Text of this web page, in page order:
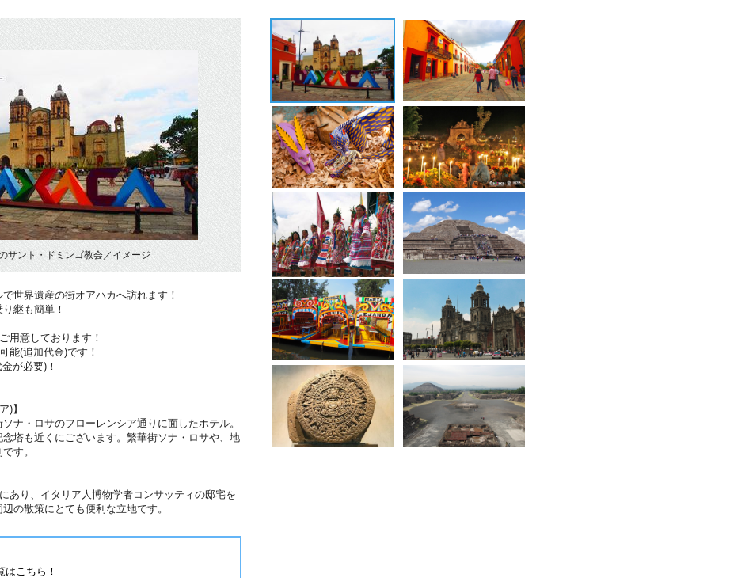
サント・ドミンゴ教会／イメージ
世界遺産の街オアハカへ訪れます！
継も簡単！
用意しております！
能(追加代金)です！
が必要)！
)】
ナ・ロサのフローレンシア通りに面したホテル。
塔も近くにございます。繁華街ソナ・ロサや、地
です。
あり、イタリア人博物学者コンサッティの邸宅を
の散策にとても便利な立地です。
こちら！